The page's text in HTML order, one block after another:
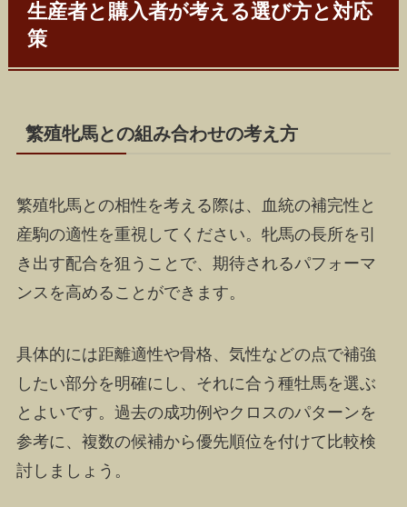
生産者と購入者が考える選び方と対応
策
繁殖牝馬との組み合わせの考え方
繁殖牝馬との相性を考える際は、血統の補完性と
産駒の適性を重視してください。牝馬の長所を引
き出す配合を狙うことで、期待されるパフォーマ
ンスを高めることができます。
具体的には距離適性や骨格、気性などの点で補強
したい部分を明確にし、それに合う種牡馬を選ぶ
とよいです。過去の成功例やクロスのパターンを
参考に、複数の候補から優先順位を付けて比較検
討しましょう。